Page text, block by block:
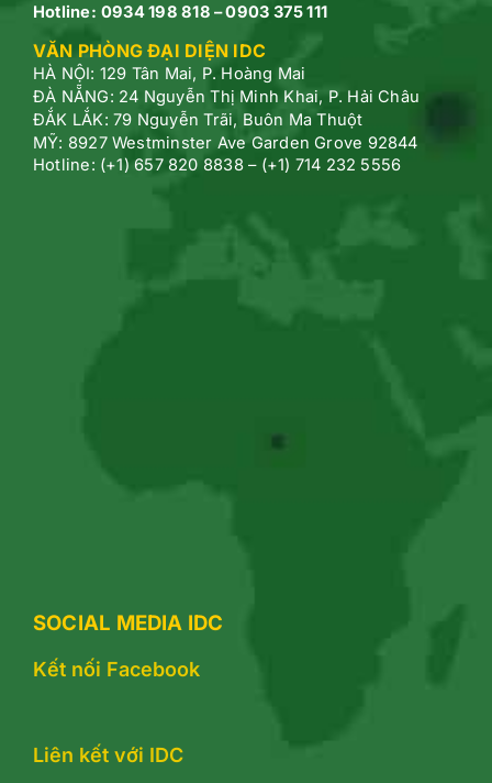
Hotline: 0934 198 818 – 0903 375 111
VĂN PHÒNG ĐẠI DIỆN IDC
HÀ NỘI: 129 Tân Mai, P. Hoàng Mai
ĐÀ NẴNG: 24 Nguyễn Thị Minh Khai, P. Hải Châu
ĐẮK LẮK: 79 Nguyễn Trãi, Buôn Ma Thuột
MỸ: 8927 Westminster Ave Garden Grove 92844
Hotline: (+1) 657 820 8838 – (+1) 714 232 5556
SOCIAL MEDIA IDC
Kết nối Facebook
Liên kết với IDC